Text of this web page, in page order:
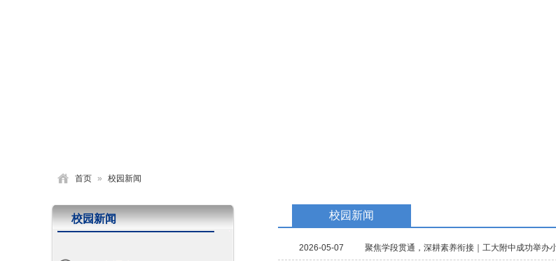
首页 » 校园新闻
校园新闻 校园新闻
2026-05-07 聚焦学段贯通，深耕素养衔接｜工大附中成功举办